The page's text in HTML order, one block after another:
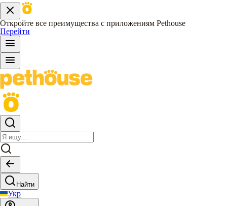
Откройте все преимущества с приложениям Pethouse
Перейти
Найти
Укр